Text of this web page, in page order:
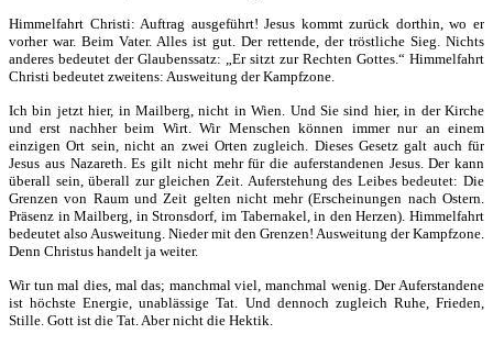
Himmelfahrt Christi: Auftrag ausgeführt! Jesus kommt zurück dorthin, wo er
vorher war. Beim Vater. Alles ist gut. Der rettende, der tröstliche Sieg. Nichts
anderes bedeutet der Glaubenssatz: „Er sitzt zur Rechten Gottes.“ Himmelfahrt
Christi bedeutet zweitens: Ausweitung der Kampfzone.
Ich bin jetzt hier, in Mailberg, nicht in Wien. Und Sie sind hier, in der Kirche
und erst nachher beim Wirt. Wir Menschen können immer nur an einem
einzigen Ort sein, nicht an zwei Orten zugleich. Dieses Gesetz galt auch für
Jesus aus Nazareth. Es gilt nicht mehr für die auferstandenen Jesus. Der kann
überall sein, überall zur gleichen Zeit. Auferstehung des Leibes bedeutet: Die
Grenzen von Raum und Zeit gelten nicht mehr (Erscheinungen nach Ostern.
Präsenz in Mailberg, in Stronsdorf, im Tabernakel, in den Herzen). Himmelfahrt
bedeutet also Ausweitung. Nieder mit den Grenzen! Ausweitung der Kampfzone.
Denn Christus handelt ja weiter.
Wir tun mal dies, mal das; manchmal viel, manchmal wenig. Der Auferstandene
ist höchste Energie, unablässige Tat. Und dennoch zugleich Ruhe, Frieden,
Stille. Gott ist die Tat. Aber nicht die Hektik.